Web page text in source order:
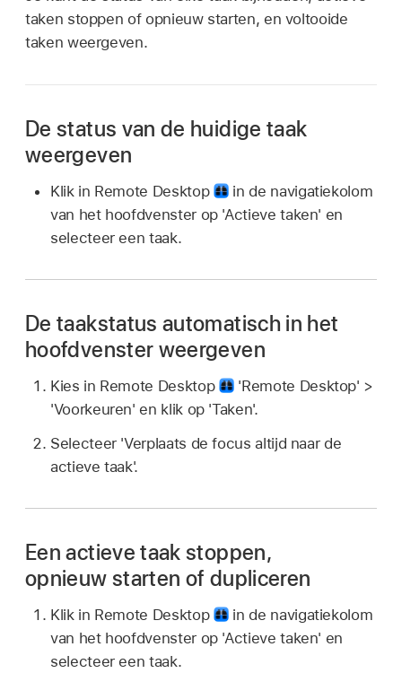
taken stoppen of opnieuw starten, en voltooide
taken weergeven.
De status van de huidige taak
weergeven
Klik in Remote Desktop
in de navigatiekolom
van het hoofdvenster op 'Actieve taken' en
selecteer een taak.
De taakstatus automatisch in het
hoofdvenster weergeven
Kies in Remote Desktop
'Remote Desktop' >
'Voorkeuren' en klik op 'Taken'.
Selecteer 'Verplaats de focus altijd naar de
actieve taak'.
Een actieve taak stoppen,
opnieuw starten of dupliceren
Klik in Remote Desktop
in de navigatiekolom
van het hoofdvenster op 'Actieve taken' en
selecteer een taak.